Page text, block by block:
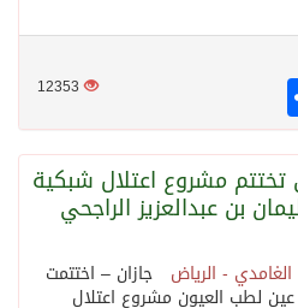
12353
مشروع اعتلال شبكية
بن عبدالعزيز الراجحي
- الرياض جازان – اختتمت
لطب العيون مشروع اعتلال